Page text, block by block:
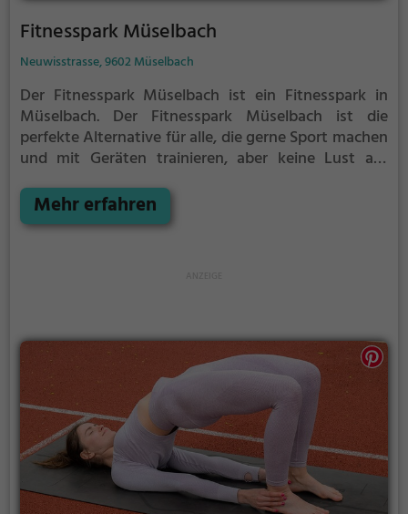
Fitnesspark Müselbach
Neuwisstrasse, 9602 Müselbach
Der Fitnesspark Müselbach ist ein Fitnesspark in
Müselbach. Der Fitnesspark Müselbach ist die
perfekte Alternative für alle, die gerne Sport machen
und mit Geräten trainieren, aber keine Lust auf
Mehr erfahren